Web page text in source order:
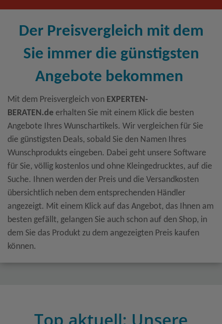
Der Preisvergleich mit dem
Sie immer die günstigsten
Angebote bekommen
Mit dem Preisvergleich von EXPERTEN-
BERATEN.de erhalten Sie mit einem Klick die besten
Angebote Ihres Wunschartikels. Wir vergleichen für Sie
die günstigsten Deals, sobald Sie den Namen Ihres
Wunschprodukts eingeben. Dabei geht unsere Software
für Sie, völlig kostenlos und ohne Kleingedrucktes, auf die
Suche. Ihnen werden der Preis und die Versandkosten
übersichtlich neben dem entsprechenden Händler
angezeigt. Mit einem Klick auf das Angebot, das Ihnen am
besten gefällt, gelangen Sie auch schon auf den Shop, in
dem Sie das Produkt zu dem angezeigten Preis kaufen
können.